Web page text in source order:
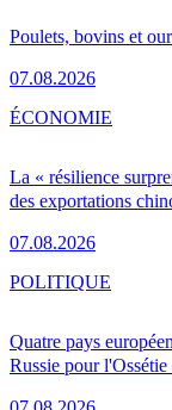
Poulets, bovins et
07.08.2026
La « résilience
des exportations
07.08.2026
ÉCONOMIE
Quatre pays
Russie pour l'Ossétie
POLITIQUE